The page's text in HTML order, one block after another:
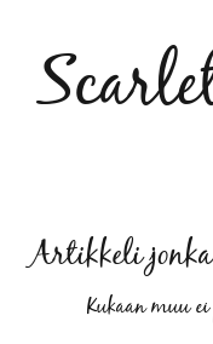
Artikkeli
Kukaan muu